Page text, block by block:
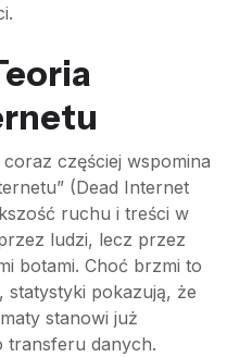
częściej wspomina
(Dead Internet
ruchu i treści w
ludzi, lecz przez
botami. Choć brzmi to
statystyki pokazują, że
stanowi już
transferu danych.